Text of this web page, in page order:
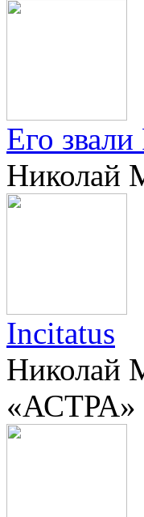
Его
Николай
Incitatus
Николай
«АСТРА»